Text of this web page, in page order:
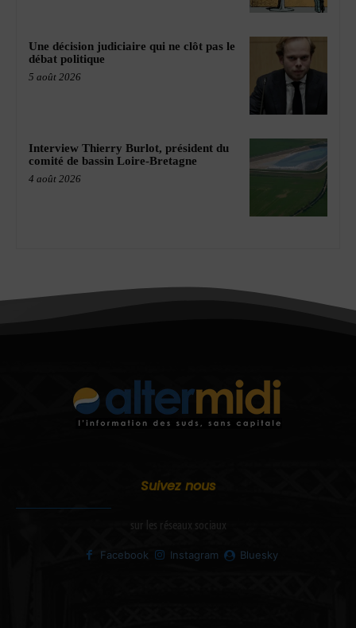
Une décision judiciaire qui ne clôt pas le
débat politique
5 août 2026
Interview Thierry Burlot, président du
comité de bassin Loire-Bretagne
4 août 2026
Suivez nous
sur les réseaux sociaux
Facebook Instagram Bluesky